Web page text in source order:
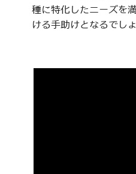
種に特化したニーズを
ける手助けとなるでしょ